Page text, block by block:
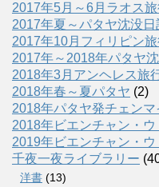
2017年5月～6月ラオス
2017年夏～パタヤ沈没日
2017年10月フィリピン
2017年～2018年パタヤ
2018年3月アンヘレス旅
2018年春～夏パタヤ (2)
2018年パタヤ発チェン
2018年ビエンチャン・
2019年ビエンチャン・ウ
千夜一夜ライブラリー
洋書 (13)